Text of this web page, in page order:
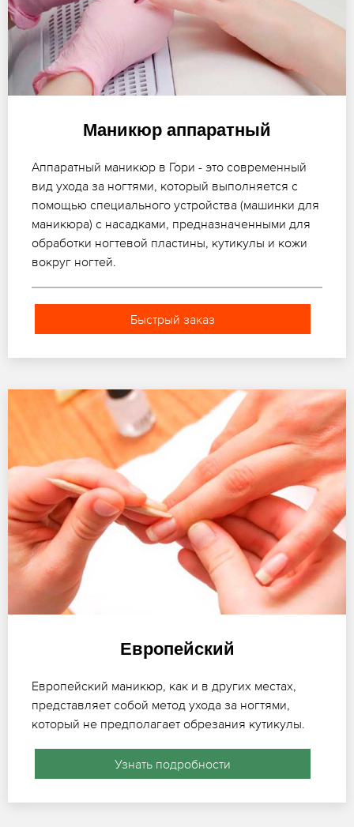
Маникюр аппаратный
Аппаратный маникюр в Гори - это современный
вид ухода за ногтями, который выполняется с
помощью специального устройства (машинки для
маникюра) с насадками, предназначенными для
обработки ногтевой пластины, кутикулы и кожи
вокруг ногтей.
Быстрый заказ
Европейский
Европейский маникюр, как и в других местах,
представляет собой метод ухода за ногтями,
который не предполагает обрезания кутикулы.
Узнать подробности